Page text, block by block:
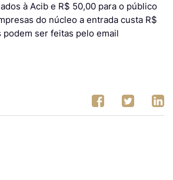
à Acib e R$ 50,00 para o público
do núcleo a entrada custa R$
podem ser feitas pelo email